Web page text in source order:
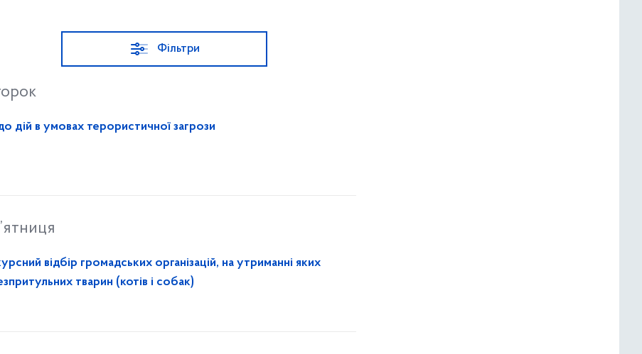
Фільтри
дій в умовах терористичної загрози
відбір громадських організацій, на утриманні яких
тварин (котів і собак)